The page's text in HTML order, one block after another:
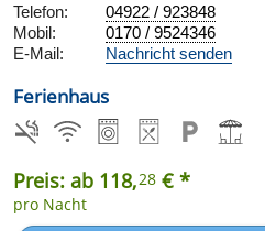
Telefon:
04922 / 923848
Mobil:
0170 / 9524346
E-Mail:
Nachricht senden
Ferienhaus
Preis: ab 118,28€ *
pro Nacht